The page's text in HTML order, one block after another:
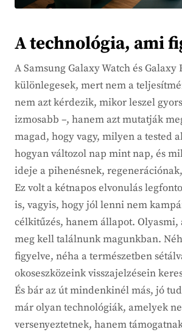
A technológia, ami
A Samsung Galaxy Watch és Galaxy
különlegesek, mert nem a
nem azt kérdezik, mikor leszel
izmosabb –, hanem azt mutatják
magad, hogy vagy, milyen a tested
hogyan változol nap mint nap, és
ideje a pihenésnek,
Ez volt a kétnapos elvonulás
is, vagyis, hogy jól lenni nem
célkitűzés, hanem állapot.
meg kell találnunk magunkban.
figyelve, néha a természetben
okoseszközeink visszajelzésein
És bár az út mindenkinél más, jó
már olyan technológiák, amelyek
versenyeztetnek, hanem